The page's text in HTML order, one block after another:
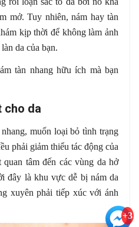
mở. Tuy nhiên, nám hay tàn
kịp thời để không làm ảnh
da của bạn.
tàn nhang hữu ích mà bạn
cho da
muốn loại bỏ tình trạng
phải giảm thiểu tác động của
tâm đến các vùng da hở
đây là khu vực dễ bị nám da
xuyên phải tiếp xúc với ánh
+3